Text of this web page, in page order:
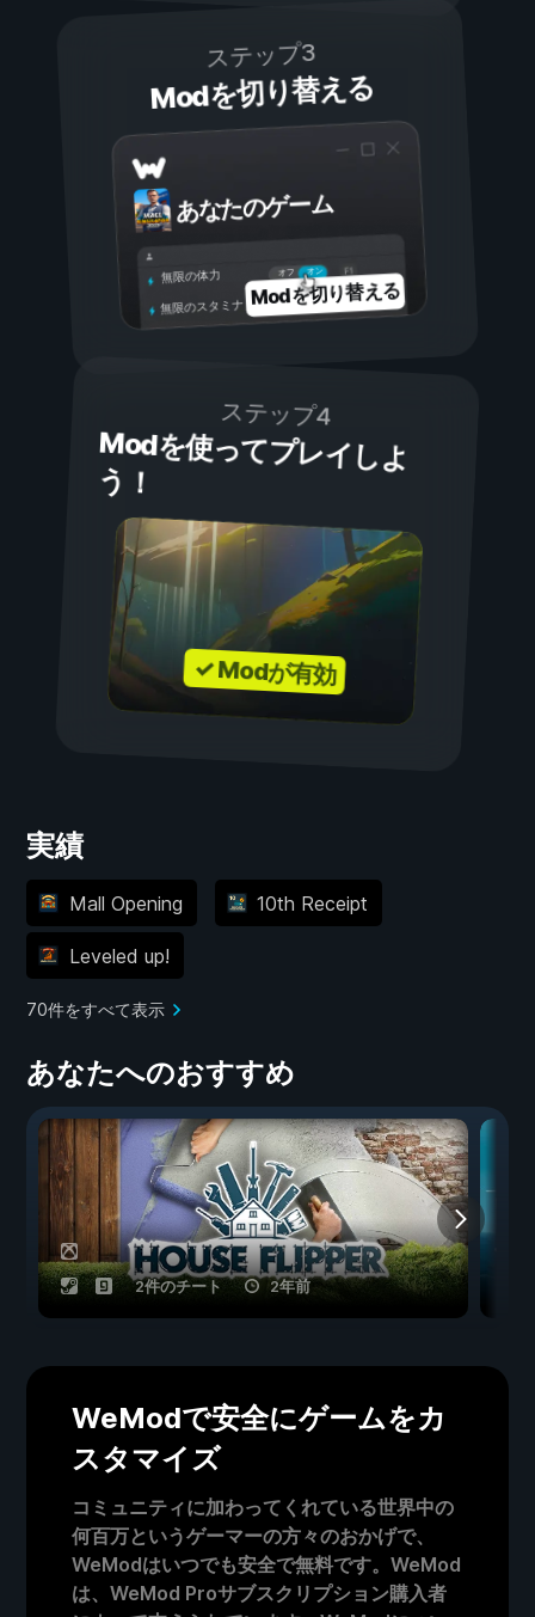
ステップ3
Modを切り替える
あなたのゲーム
オン
オフ
無限の体力
無限のスタミナ Modを切り替える
ステップ4
Modを使ってプレイしよ
う！
✓ Modが有効
実績
Mall Opening 10th Receipt
Leveled up!
70件をすべて表示
あなたへのおすすめ
2件のチート 2年前
WeModで安全にゲームをカ
スタマイズ
コミュニティに加わってくれている世界中の
何百万というゲーマーの方々のおかげで、
WeModはいつでも安全で無料です。WeMod
は、WeMod Proサブスクリプション購入者